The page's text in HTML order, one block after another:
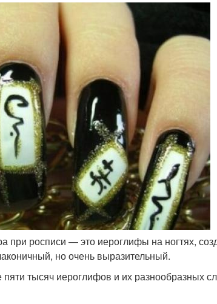
при росписи — это иероглифы на ногтях,
но очень выразительный.
тысяч иероглифов и их разнообразных